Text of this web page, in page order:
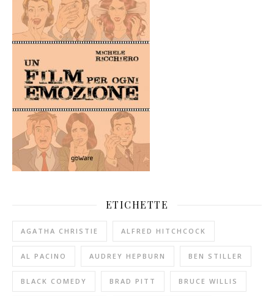
ETICHETTE
AGATHA CHRISTIE ALFRED HITCHCOCK
AL PACINO AUDREY HEPBURN BEN STILLER
BLACK COMEDY BRAD PITT BRUCE WILLIS